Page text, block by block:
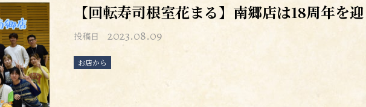
【回転寿司根室花まる】南郷店は18周年を
投稿日 2023.08.09
お店から